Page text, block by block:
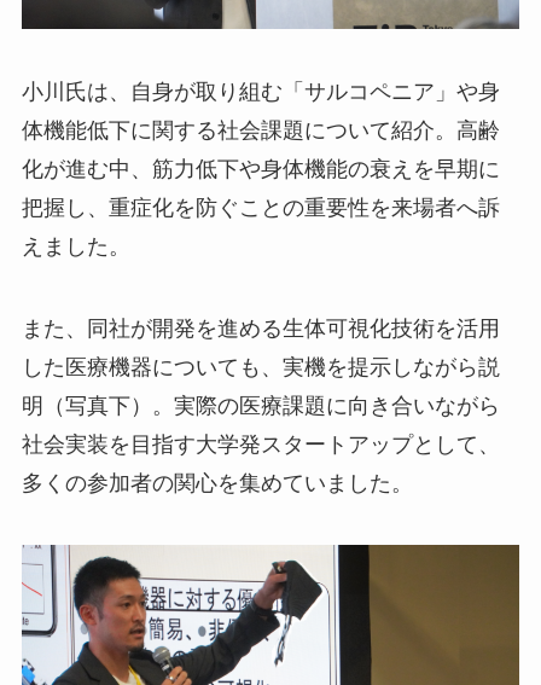
小川氏は、自身が取り組む「サルコペニア」や身
体機能低下に関する社会課題について紹介。高齢
化が進む中、筋力低下や身体機能の衰えを早期に
把握し、重症化を防ぐことの重要性を来場者へ訴
えました。
また、同社が開発を進める生体可視化技術を活用
した医療機器についても、実機を提示しながら説
明（写真下）。実際の医療課題に向き合いながら
社会実装を目指す大学発スタートアップとして、
多くの参加者の関心を集めていました。